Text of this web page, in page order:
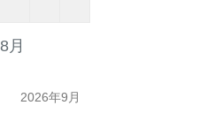
月
2026年9月